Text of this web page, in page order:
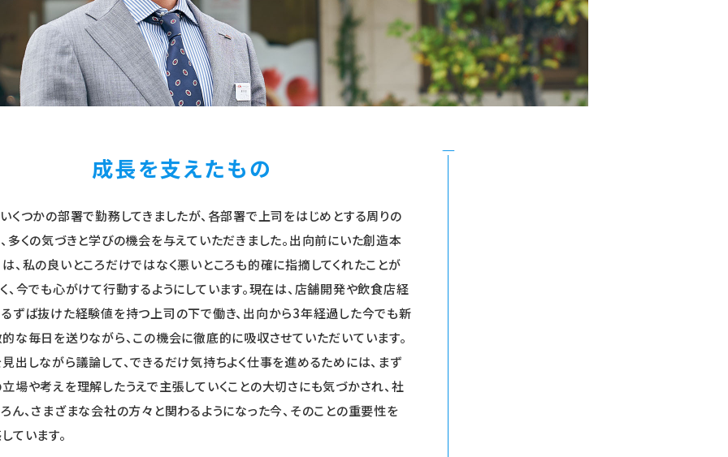
成長を支えたもの
くつかの部署で勤務してきましたが、各部署で上司をはじめとする周りの
多くの気づきと学びの機会を与えていただきました。出向前にいた創造本
、私の良いところだけではなく悪いところも的確に指摘してくれたことが
、今でも心がけて行動するようにしています。現在は、店舗開発や飲食店経
ずば抜けた経験値を持つ上司の下で働き、出向から3年経過した今でも新
な毎日を送りながら、この機会に徹底的に吸収させていただいています。
出しながら議論して、できるだけ気持ちよく仕事を進めるためには、まず
場や考えを理解したうえで主張していくことの大切さにも気づかされ、社
ん、さまざまな会社の方々と関わるようになった今、そのことの重要性を
ています。